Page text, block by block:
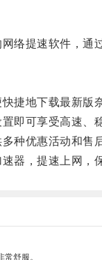
提速软件，通过
地下载最新版
可享受高速、稳
优惠活动和售后
，提速上网，保
舒服。